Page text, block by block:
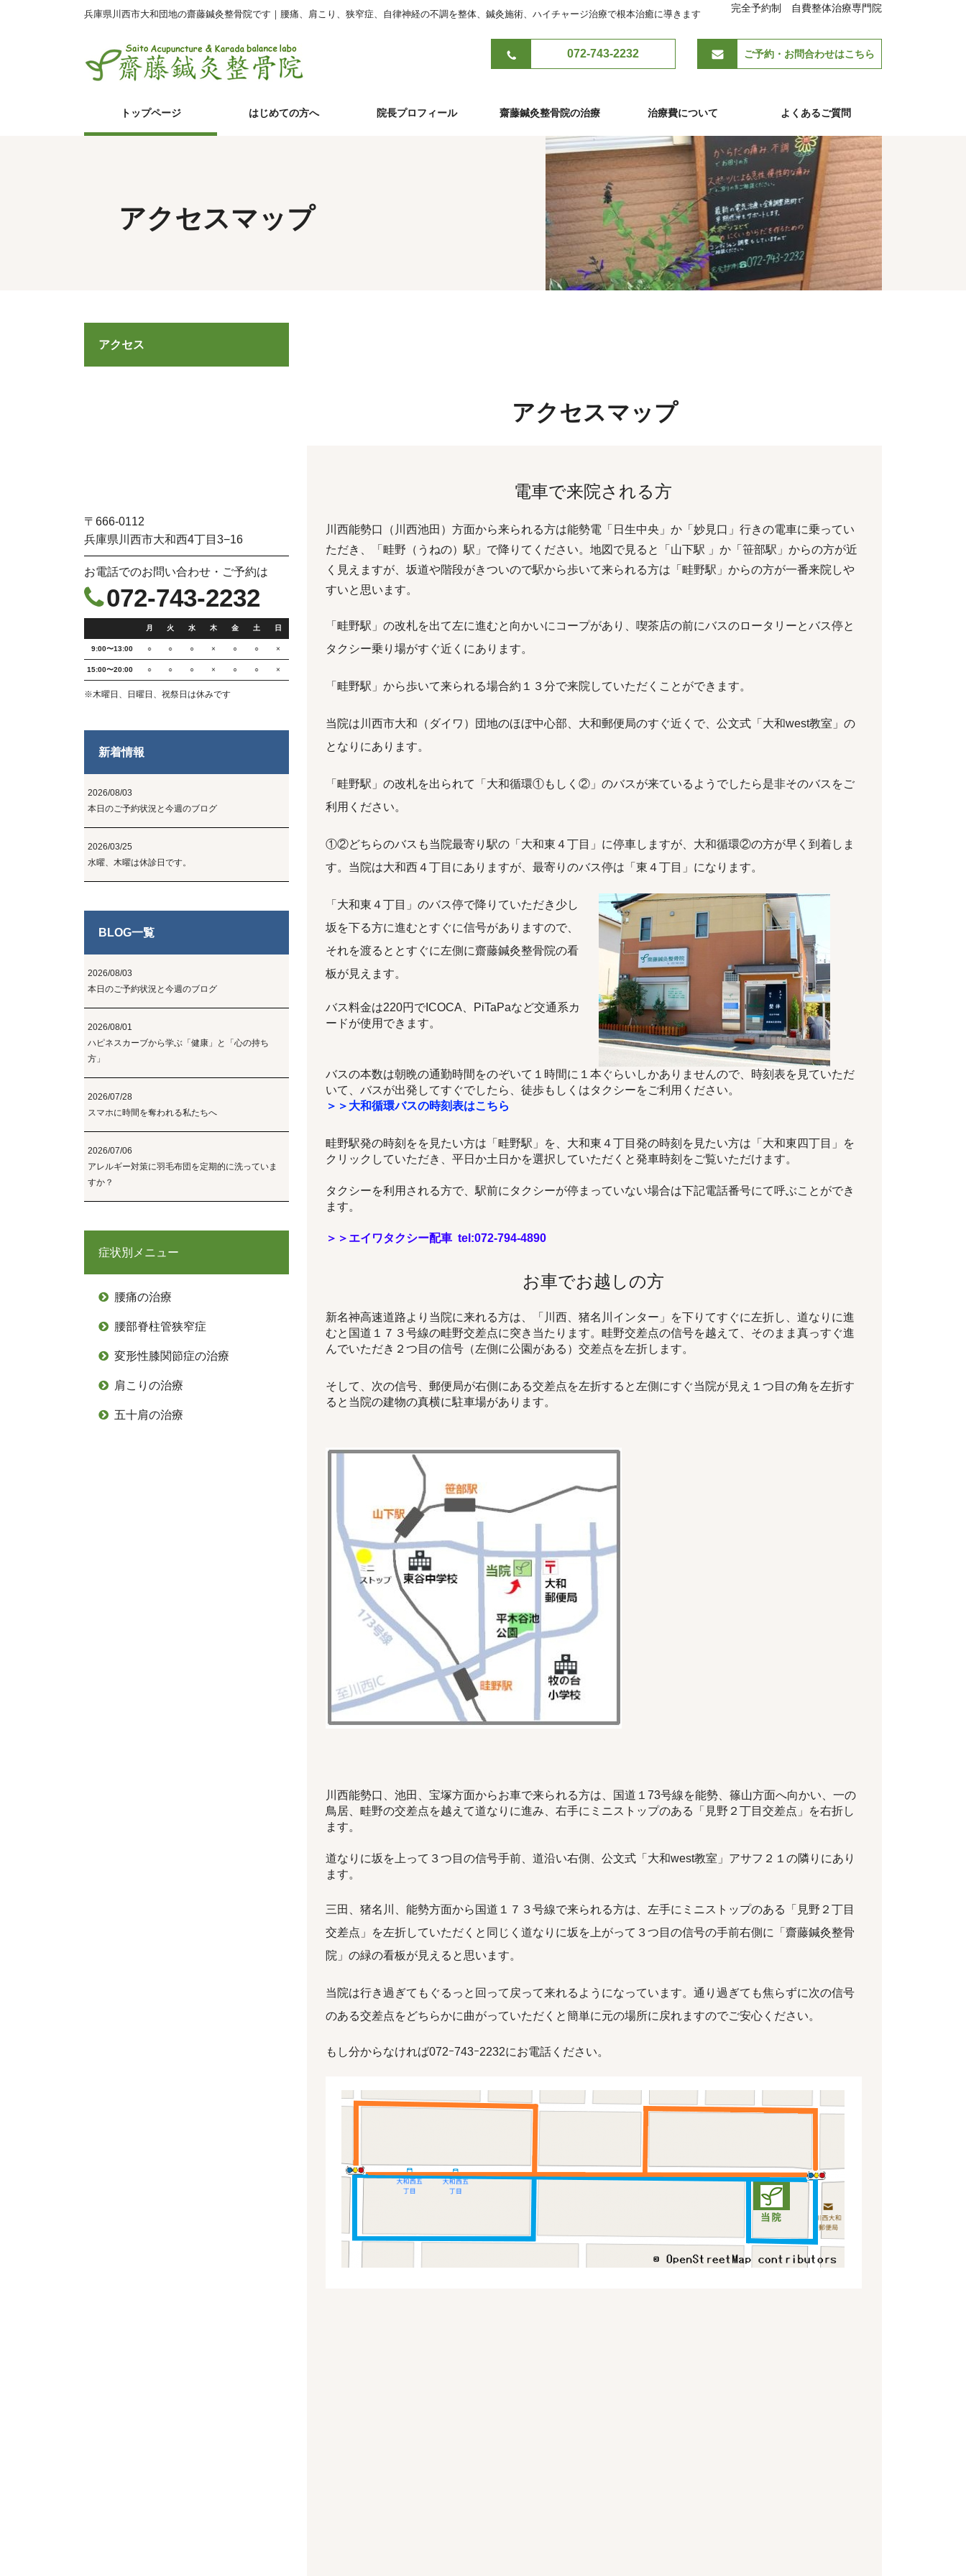
兵庫県川西市大和団地の齋藤鍼灸整骨院です｜腰痛、肩こり、狭窄症、自律神経の不調を整体、鍼灸施術、ハイチャージ治療で根本治癒に導きます
完全予約制 自費整体治療専門院
072-743-2232 ご予約・お問合わせはこちら
トップページ はじめての方へ 院長プロフィール 齋藤鍼灸整骨院の治療 治療費について よくあるご質問
アクセスマップ
アクセスマップ
電車で来院される方
川西能勢口（川西池田）方面から来られる方は能勢電「日生中央」か「妙見口」行きの電車に乗ってい
ただき、「畦野（うねの）駅」で降りてください。地図で見ると「山下駅 」か「笹部駅」からの方が近
く見えますが、坂道や階段がきついので駅から歩いて来られる方は「畦野駅」からの方が一番来院しや
すいと思います。
「畦野駅」の改札を出て左に進むと向かいにコープがあり、喫茶店の前にバスのロータリーとバス停と
タクシー乗り場がすぐ近くにあります。
「畦野駅」から歩いて来られる場合約１３分で来院していただくことができます。
当院は川西市大和（ダイワ）団地のほぼ中心部、大和郵便局のすぐ近くで、公文式「大和west教室」の
となりにあります。
「畦野駅」の改札を出られて「大和循環①もしく②」のバスが来ているようでしたら是非そのバスをご
利用ください。
①②どちらのバスも当院最寄り駅の「大和東４丁目」に停車しますが、大和循環②の方が早く到着しま
す。当院は大和西４丁目にありますが、最寄りのバス停は「東４丁目」になります。
「大和東４丁目」のバス停で降りていただき少し
坂を下る方に進むとすぐに信号がありますので、
それを渡るととすぐに左側に齋藤鍼灸整骨院の看
板が見えます。
バス料金は220円でICOCA、PiTaPaなど交通系カ
ードが使用できます。
バスの本数は朝晩の通勤時間をのぞいて１時間に１本ぐらいしかありませんので、時刻表を見ていただ
いて、バスが出発してすぐでしたら、徒歩もしくはタクシーをご利用ください。
＞＞大和循環バスの時刻表はこちら
畦野駅発の時刻をを見たい方は「畦野駅」を、大和東４丁目発の時刻を見たい方は「大和東四丁目」を
クリックしていただき、平日か土日かを選択していただくと発車時刻をご覧いただけます。
タクシーを利用される方で、駅前にタクシーが停まっていない場合は下記電話番号にて呼ぶことができ
ます。
＞＞エイワタクシー配車 tel:072-794-4890
お車でお越しの方
新名神高速道路より当院に来れる方は、「川西、猪名川インター」を下りてすぐに左折し、道なりに進
むと国道１７３号線の畦野交差点に突き当たります。畦野交差点の信号を越えて、そのまま真っすぐ進
んでいただき２つ目の信号（左側に公園がある）交差点を左折します。
そして、次の信号、郵便局が右側にある交差点を左折すると左側にすぐ当院が見え１つ目の角を左折す
ると当院の建物の真横に駐車場があります。
川西能勢口、池田、宝塚方面からお車で来られる方は、国道１73号線を能勢、篠山方面へ向かい、一の
鳥居、畦野の交差点を越えて道なりに進み、右手にミニストップのある「見野２丁目交差点」を右折し
ます。
道なりに坂を上って３つ目の信号手前、道沿い右側、公文式「大和west教室」アサフ２１の隣りにあり
ます。
三田、猪名川、能勢方面から国道１７３号線で来られる方は、左手にミニストップのある「見野２丁目
交差点」を左折していただくと同じく道なりに坂を上がって３つ目の信号の手前右側に「齋藤鍼灸整骨
院」の緑の看板が見えると思います。
当院は行き過ぎてもぐるっと回って戻って来れるようになっています。通り過ぎても焦らずに次の信号
のある交差点をどちらかに曲がっていただくと簡単に元の場所に戻れますのでご安心ください。
もし分からなければ072ｰ743ｰ2232にお電話ください。
アクセス
〒666-0112
兵庫県川西市大和西4丁目3−16
お電話でのお問い合わせ・ご予約は
072-743-2232
月 火 水 木 金 土 日
9:00〜13:00 ○ ○ ○ × ○ ○ ×
15:00〜20:00 ○ ○ ○ × ○ ○ ×
※木曜日、日曜日、祝祭日は休みです
新着情報
2026/08/03
本日のご予約状況と今週のブログ
2026/03/25
水曜、木曜は休診日です。
BLOG一覧
2026/08/03
本日のご予約状況と今週のブログ
2026/08/01
ハピネスカーブから学ぶ「健康」と「心の持ち
方」
2026/07/28
スマホに時間を奪われる私たちへ
2026/07/06
アレルギー対策に羽毛布団を定期的に洗っていま
すか？
症状別メニュー
 腰痛の治療
 腰部脊柱管狭窄症
 変形性膝関節症の治療
 肩こりの治療
 五十肩の治療